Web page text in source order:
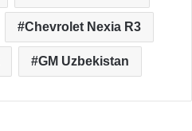
Chevrolet Nexia R3
GM Uzbekistan